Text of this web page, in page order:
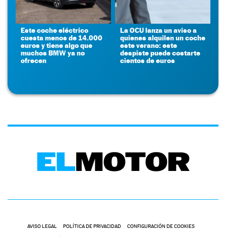
Este coche eléctrico
cuesta menos de 14.000
euros y tiene algo que
muchos BMW ya no
ofrecen
La OCU lanza un aviso a
quienes alquilen un coche
este verano: este
despiste puede costarte
cientos de euros
AVISO LEGAL POLÍTICA DE PRIVACIDAD CONFIGURACIÓN DE COOKIES